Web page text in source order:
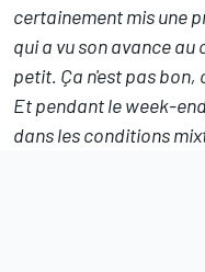
certainement mis une
qui a vu son avance
petit. Ça n'est pas bon,
Et pendant le week-
dans les conditions